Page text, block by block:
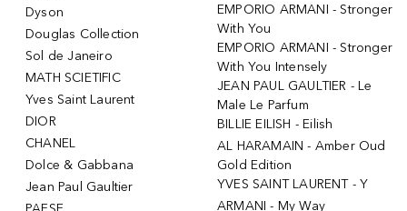
Dyson
Douglas Collection
Sol de Janeiro
MATH SCIETIFIC
Yves Saint Laurent
DIOR
CHANEL
Dolce & Gabbana
Jean Paul Gaultier
EMPORIO ARMANI - Stronger
With You
EMPORIO ARMANI - Stronger
With You Intensely
JEAN PAUL GAULTIER - Le
Male Le Parfum
BILLIE EILISH - Eilish
AL HARAMAIN - Amber Oud
Gold Edition
YVES SAINT LAURENT - Y
ARMANI - My Way